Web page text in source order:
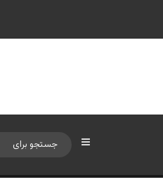
سایدبار